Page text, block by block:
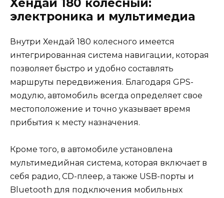
Хендай 180 колесный:
электроника и мультимедиа
Внутри Хендай 180 колесного имеется
интегрированная система навигации, которая
позволяет быстро и удобно составлять
маршруты передвижения. Благодаря GPS-
модулю, автомобиль всегда определяет свое
местоположение и точно указывает время
прибытия к месту назначения.
Кроме того, в автомобиле установлена
мультимедийная система, которая включает в
себя радио, CD-плеер, а также USB-порты и
Bluetooth для подключения мобильных